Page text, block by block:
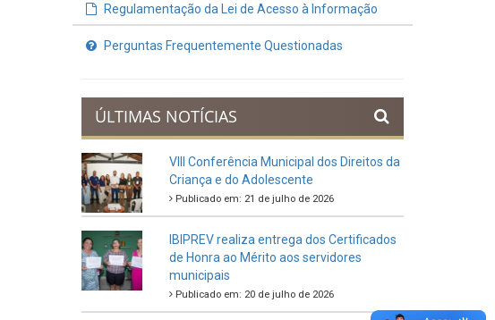
Planejamento Orçamentário
Prestação de Contas
Lei Orgânica Municipal
Regulamentação da Lei de Acesso à Informação
Perguntas Frequentemente Questionadas
ÚLTIMAS NOTÍCIAS
VIII Conferência Municipal dos Direitos da